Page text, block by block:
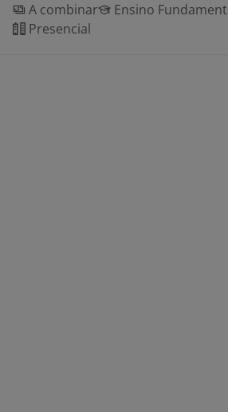
A combinar
Ensino
Presencial